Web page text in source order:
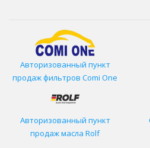
Авторизованный пункт
продаж фильтров Comi One
Авторизованный пункт
продаж масла Rolf